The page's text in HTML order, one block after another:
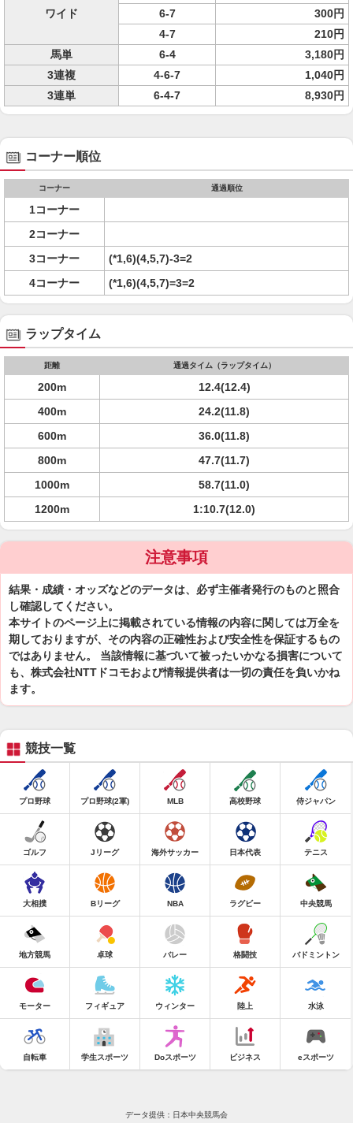
ワイド
6-7
300円
4-7
210円
馬単
6-4
3,180円
3連複
4-6-7
1,040円
3連単
6-4-7 8,930円
コーナー順位
コーナー 通過順位
1コーナー
2コーナー
3コーナー
(*1,6)(4,5,7)-3=2
4コーナー
(*1,6)(4,5,7)=3=2
ラップタイム
距離 通過タイム（ラップタイム）
200m
12.4(12.4)
400m
24.2(11.8)
600m
36.0(11.8)
800m
47.7(11.7)
1000m
58.7(11.0)
1200m
1:10.7(12.0)
注意事項
結果・成績・オッズなどのデータは、必ず主催者発行のものと照合
し確認してください。
本サイトのページ上に掲載されている情報の内容に関しては万全を
期しておりますが、その内容の正確性および安全性を保証するもの
ではありません。 当該情報に基づいて被ったいかなる損害について
も、株式会社NTTドコモおよび情報提供者は一切の責任を負いかね
ます。
競技一覧
プロ野球 プロ野球(2軍) MLB 高校野球 侍ジャパン
ゴルフ Jリーグ 海外サッカー 日本代表 テニス
大相撲 Bリーグ NBA ラグビー 中央競馬
地方競馬 卓球 バレー 格闘技 バドミントン
モーター フィギュア ウィンター 陸上 水泳
自転車 学生スポーツ Doスポーツ ビジネス eスポーツ
データ提供：日本中央競馬会